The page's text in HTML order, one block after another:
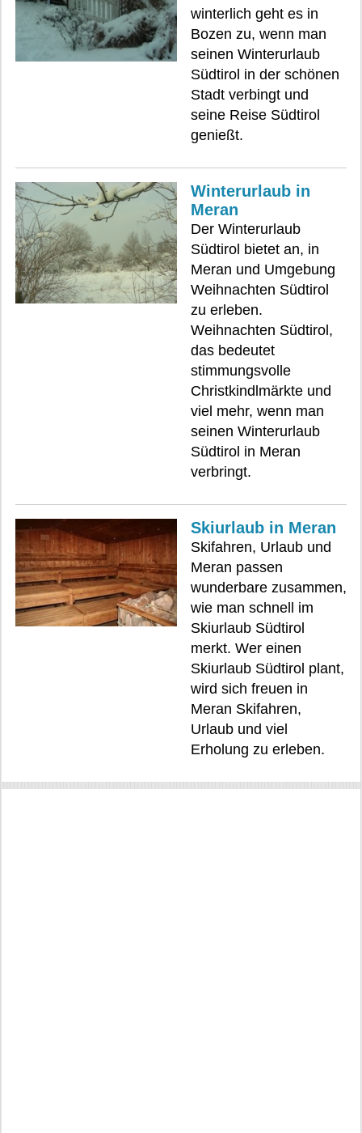
winterlich geht es in
Bozen zu, wenn man
seinen Winterurlaub
Südtirol in der schönen
Stadt verbingt und
seine Reise Südtirol
genießt.
Winterurlaub in
Meran
Der Winterurlaub
Südtirol bietet an, in
Meran und Umgebung
Weihnachten Südtirol
zu erleben.
Weihnachten Südtirol,
das bedeutet
stimmungsvolle
Christkindlmärkte und
viel mehr, wenn man
seinen Winterurlaub
Südtirol in Meran
verbringt.
Skiurlaub in Meran
Skifahren, Urlaub und
Meran passen
wunderbare zusammen,
wie man schnell im
Skiurlaub Südtirol
merkt. Wer einen
Skiurlaub Südtirol plant,
wird sich freuen in
Meran Skifahren,
Urlaub und viel
Erholung zu erleben.